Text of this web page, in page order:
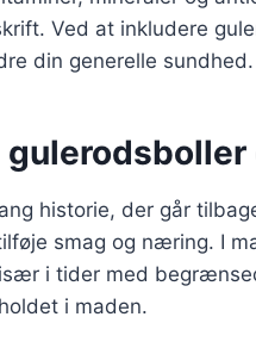
Ved at inkludere
din generelle sundhed.
historie, der går
smag og næring. I
i tider med
i maden.